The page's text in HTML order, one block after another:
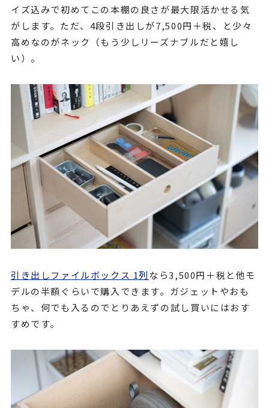
イズ込みで初めてこの本棚の良さが最大限活かせる気
がします。ただ、4段引き出しが7,500円＋税、と少々
高めなのがネック（もう少しリーズナブルだと嬉し
い）。
引き出しファイルボックス 1列 なら3,500円＋税と他モ
デルの半額ぐらいで購入できます。ガジェットやおも
ちゃ、何でも入るのでとりあえずの試し買いにはおす
すめです。